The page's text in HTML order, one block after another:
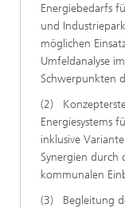
Energiebedarfs
und
möglichen
Umfeldanalyse
Schwerpunkten
(2)
Energiesystems
inklusive
Synergien durch
kommunalen
(3) Begleitung